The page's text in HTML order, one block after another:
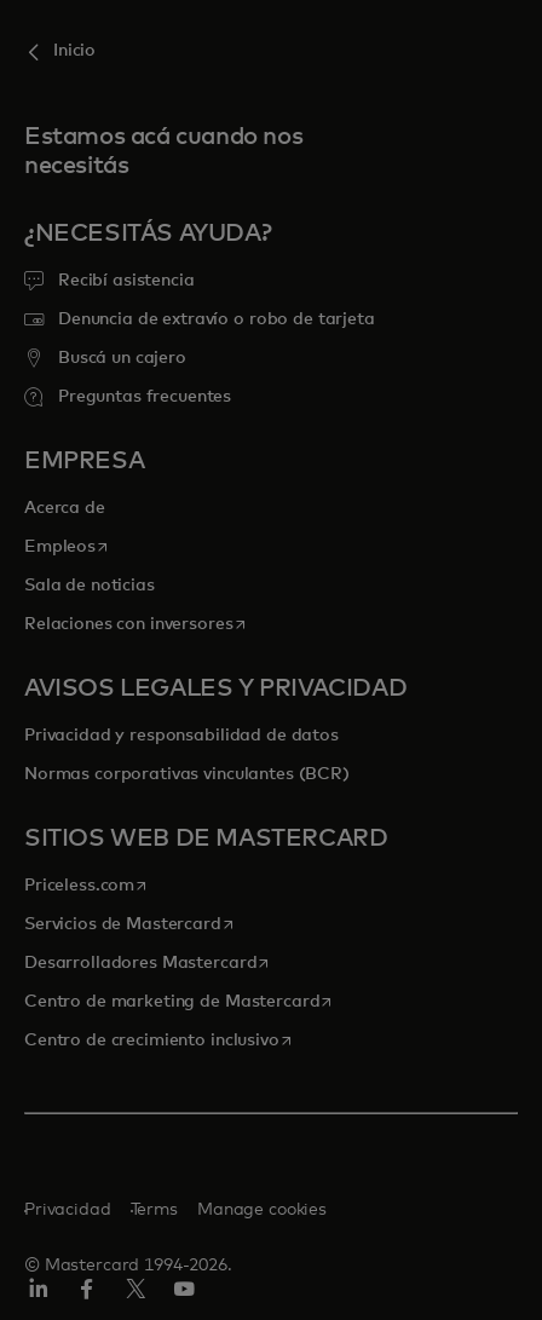
Inicio
Estamos acá cuando nos
necesitás
¿NECESITÁS AYUDA?
Recibí asistencia
Denuncia de extravío o robo de tarjeta
Buscá un cajero
Preguntas frecuentes
EMPRESA
Acerca de
Empleosse abre en una pestaña nueva
Sala de noticias
Relaciones con inversoresse abre en una pestaña nueva
AVISOS LEGALES Y PRIVACIDAD
Privacidad y responsabilidad de datos
Normas corporativas vinculantes (BCR)
SITIOS WEB DE MASTERCARD
Priceless.com se abre en una pestaña nueva
Servicios de Mastercardse abre en una pestaña nueva
Desarrolladores Mastercardse abre en una pestaña nueva
Centro de marketing de Mastercardse abre en una pestaña
Centro de crecimiento inclusivose abre en una pestaña nueva
© Mastercard 1994-2026.
Privacidad Terms Manage cookies